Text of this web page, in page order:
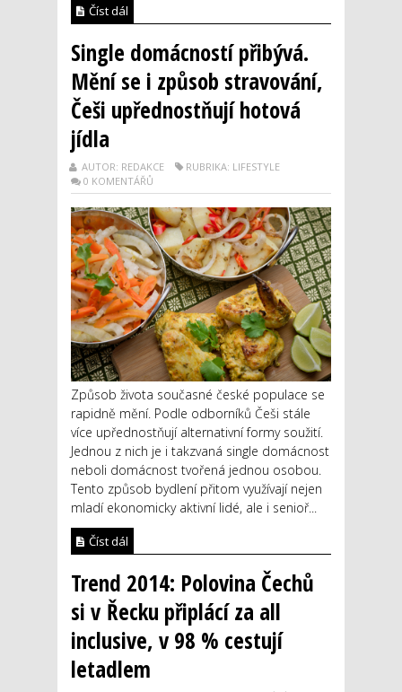
Číst dál
Single domácností přibývá.
Mění se i způsob stravování,
Češi upřednostňují hotová
jídla
AUTOR: REDAKCE
RUBRIKA: LIFESTYLE
0 KOMENTÁŘŮ
Způsob života současné české populace se
rapidně mění. Podle odborníků Češi stále
více upřednostňují alternativní formy soužití.
Jednou z nich je i takzvaná single domácnost
neboli domácnost tvořená jednou osobou.
Tento způsob bydlení přitom využívají nejen
mladí ekonomicky aktivní lidé, ale i senioř...
Číst dál
Trend 2014: Polovina Čechů
si v Řecku připlácí za all
inclusive, v 98 % cestují
letadlem